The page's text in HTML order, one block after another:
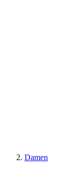
Damen